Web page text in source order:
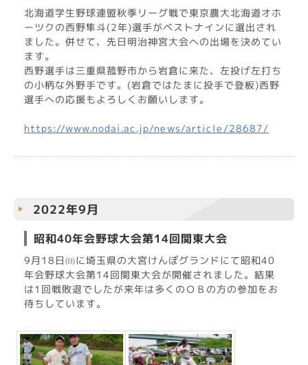
北海道学生野球連盟秋季リーグ戦で東京農大北海道オホ
ーツクの西野隼斗(2年)選手がベストナインに選出され
ました。併せて、先日明治神宮大会への出場を決めてい
ます。
西野選手は三重県菰野市から岩倉に来た、左投げ左打ち
の小柄な外野手です。(岩倉ではたまに投手で登板)西野
選手への応援もよろしくお願いします。
https://www.nodai.ac.jp/news/article/28687/
2022年9月
昭和40年会野球大会第14回関東大会
9月18日㈰に埼玉県の大宮けんぽグランドにて昭和40
年会野球大会第14回関東大会が開催されました。結果
は1回戦敗退でしたが来年は多くのＯＢの方の参加をお
待ちしています。